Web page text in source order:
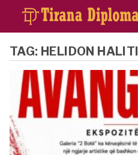
TAG: HELIDON HALITI